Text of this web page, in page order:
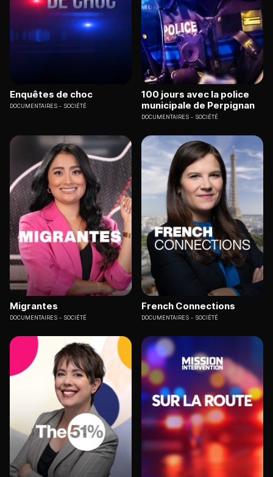
Enquêtes de choc
DOCUMENTAIRES SOCIÉTÉ
100 jours avec la police
municipale de Perpignan
DOCUMENTAIRES SOCIÉTÉ
Migrantes
DOCUMENTAIRES SOCIÉTÉ
French Connections
DOCUMENTAIRES SOCIÉTÉ